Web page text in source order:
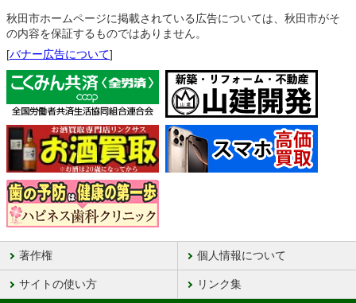
秋田市ホームページに掲載されている広告については、秋田市がそ
の内容を保証するものではありません。
[バナー広告について]
著作権 個人情報について
サイトの使い方 リンク集